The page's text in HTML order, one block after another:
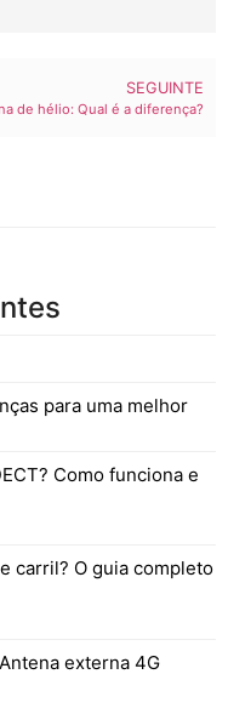
SEGUINTE
de hélio: Qual é a diferença?
2024
para uma melhor
Como funciona e
carril? O guia completo
externa 4G